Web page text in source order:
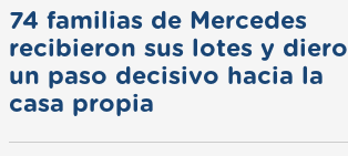
74 familias de Mercedes
recibieron sus lotes y
un paso decisivo hacia la
casa propia